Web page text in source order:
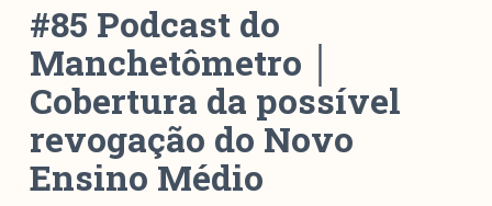
d
M Facebook
M Instagram
Livros
Arquivos
#85 Podcast do
Manchetômetro │
Cobertura da possível
revogação do Novo
Ensino Médio